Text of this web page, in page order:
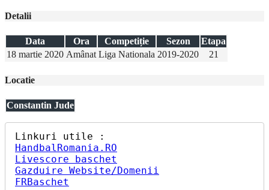
Detalii
Data Ora Competiție Sezon
Etapa
18 martie 2020 Amânat Liga Nationala 2019-2020 21
Locatie
Constantin Jude
HandbalRomania.RO
Livescore baschet
Gazduire Website/Domenii
FRBaschet